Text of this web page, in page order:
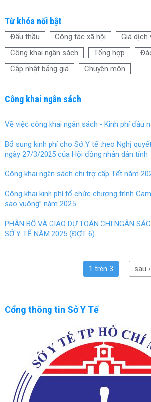
ce
b
o
o
tt
er es
t
e
Từ khóa nổi bật
Đấu thầu Công tác xã hội
Giá dịch
Công khai ngân sách
Tổng hợp
Cập nhật bảng giá
Chuyên môn
Công khai ngân sách
Về việc công khai ngân sách - Kinh phí đầu
Bổ sung kinh phí cho Sở Y tế theo Nghị
ngày 27/3/2025 của Hội đồng nhân dân tỉnh
Công khai ngân sách chi trợ cấp Tết năm
Công khai kinh phí tổ chức chương trình
sao vuông” năm 2025
PHÂN BỔ VÀ GIAO DỰ TOÁN CHI NGÂN
SỞ Y TẾ NĂM 2025 (ĐỢT 6)
1 trên 3 sau ›
Cổng thông tin Sở Y Tế